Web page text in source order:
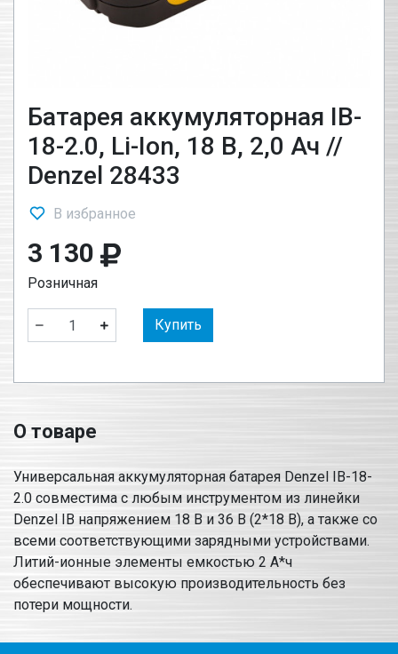
Батарея аккумуляторная IB-
18-2.0, Li-Ion, 18 В, 2,0 Ач //
Denzel 28433
В избранное
3 130
Розничная
Купить
О товаре
Универсальная аккумуляторная батарея Denzel IB-18-
2.0 совместима с любым инструментом из линейки
Denzel IB напряжением 18 В и 36 В (2*18 В), а также со
всеми соответствующими зарядными устройствами.
Литий-ионные элементы емкостью 2 А*ч
обеспечивают высокую производительность без
потери мощности.